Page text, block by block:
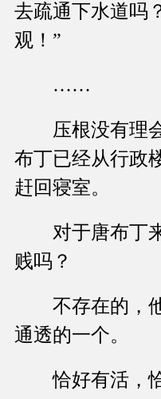
去疏通下水道吗
观！”
……
压根没有理会
布丁已经从行政
赶回寝室。
对于唐布丁来
贱吗？
不存在的，他
通透的一个。
恰好有活，恰